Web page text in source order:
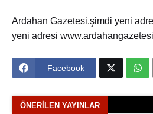
Ardahan Gazetesi.şimdi yeni
yeni adresi
Facebook
ÖNERILEN YAYINLAR